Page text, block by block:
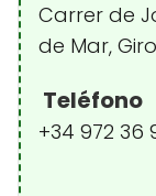
Carrer de
de Mar,
Teléfono
+34 972 36